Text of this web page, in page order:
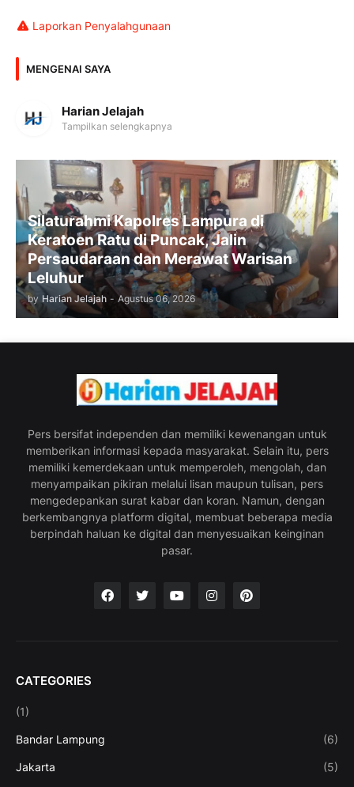
Laporkan Penyalahgunaan
MENGENAI SAYA
Harian Jelajah
Tampilkan selengkapnya
Silaturahmi Kapolres Lampura di
Keratoen Ratu di Puncak, Jalin
Persaudaraan dan Merawat Warisan
Leluhur
by Harian Jelajah - Agustus 06, 2026
Pers bersifat independen dan memiliki kewenangan untuk
memberikan informasi kepada masyarakat. Selain itu, pers
memiliki kemerdekaan untuk memperoleh, mengolah, dan
menyampaikan pikiran melalui lisan maupun tulisan, pers
mengedepankan surat kabar dan koran. Namun, dengan
berkembangnya platform digital, membuat beberapa media
berpindah haluan ke digital dan menyesuaikan keinginan
pasar.
CATEGORIES
(1)
Bandar Lampung (6)
Jakarta (5)